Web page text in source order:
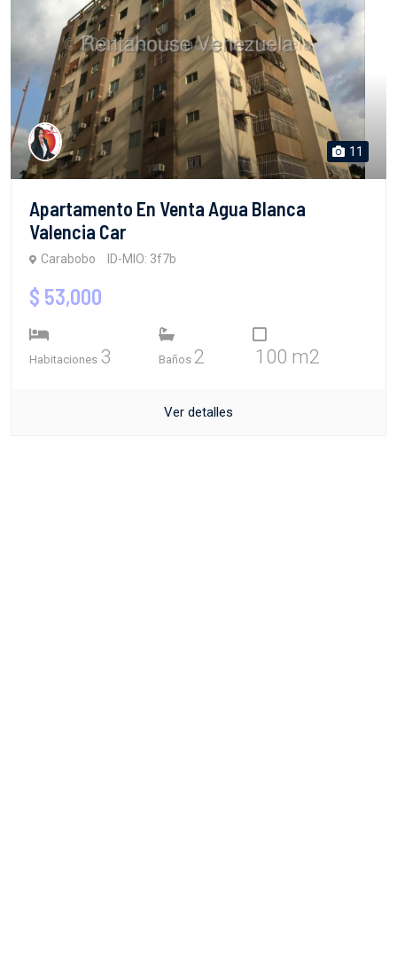
11
Apartamento En Venta Agua Blanca
Valencia Car
Carabobo ID-MIO: 3f7b
$ 53,000
Habitaciones 3 Baños 2 100 m2
Ver detalles